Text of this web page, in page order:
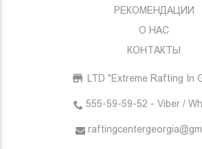
РЕКОМЕНДАЦИИ
О НАС
КОНТАКТЫ
LTD "Extreme Rafting In
555-59-59-52 - Viber /